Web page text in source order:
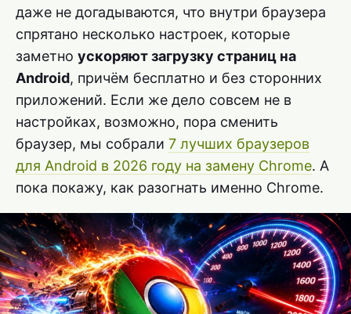
даже не догадываются, что внутри браузера
спрятано несколько настроек, которые
заметно ускоряют загрузку страниц на
Android, причём бесплатно и без сторонних
приложений. Если же дело совсем не в
настройках, возможно, пора сменить
браузер, мы собрали 7 лучших браузеров
для Android в 2026 году на замену Chrome. А
пока покажу, как разогнать именно Chrome.